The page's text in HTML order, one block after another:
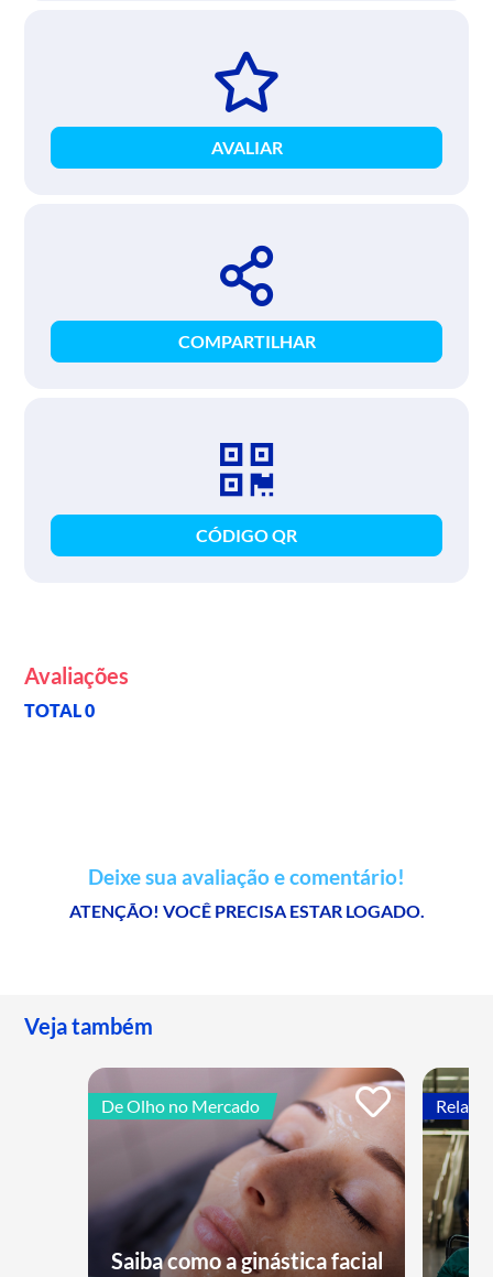
AVALIAR
COMPARTILHAR
CÓDIGO QR
Avaliações
TOTAL 0
Deixe sua avaliação e comentário!
ATENÇÃO! VOCÊ PRECISA ESTAR LOGADO.
Veja também
De Olho no Mercado
Saiba como a ginástica facial